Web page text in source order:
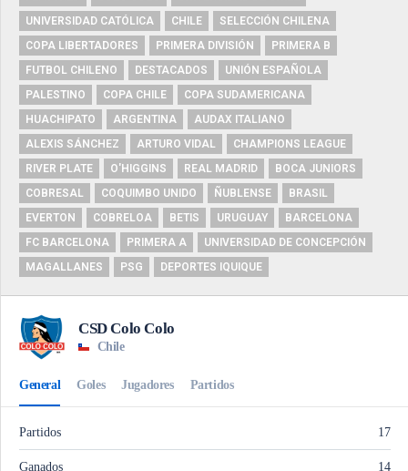
UNIVERSIDAD CATÓLICA
CHILE
SELECCIÓN CHILENA
COPA LIBERTADORES
PRIMERA DIVISIÓN
PRIMERA B
FUTBOL CHILENO
DESTACADOS
UNIÓN ESPAÑOLA
PALESTINO
COPA CHILE
COPA SUDAMERICANA
HUACHIPATO
ARGENTINA
AUDAX ITALIANO
ALEXIS SÁNCHEZ
ARTURO VIDAL
CHAMPIONS LEAGUE
RIVER PLATE
O'HIGGINS REAL MADRID
BOCA JUNIORS
COBRESAL
COQUIMBO UNIDO ÑUBLENSE
BRASIL
EVERTON
COBRELOA BETIS URUGUAY
BARCELONA
FC BARCELONA
PRIMERA A
UNIVERSIDAD DE CONCEPCIÓN
MAGALLANES
PSG DEPORTES IQUIQUE